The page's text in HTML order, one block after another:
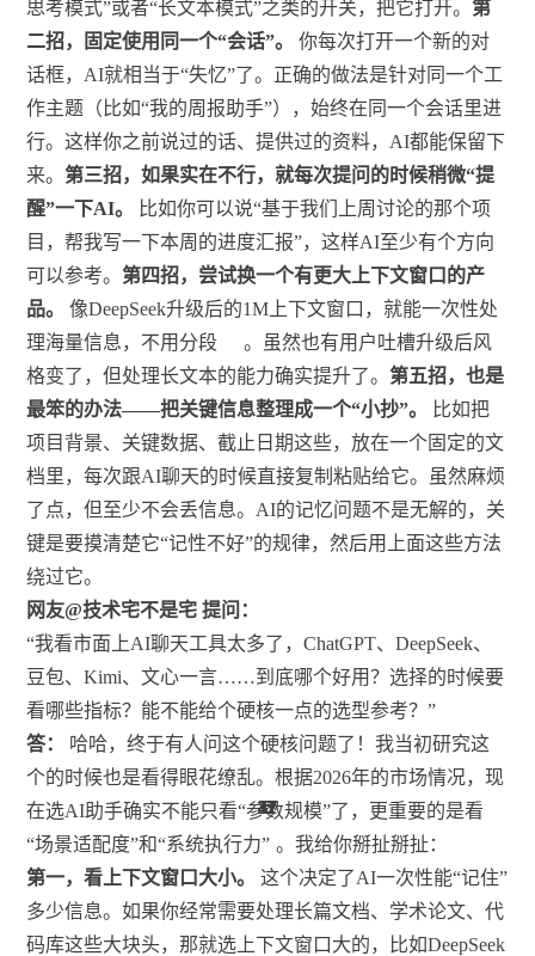
11
11
37
37
41
41
41
12
12
31
思考模式”或者“长文本模式”之类的开关，把它打开。第
二招，固定使用同一个“会话”。
你每次打开一个新的对
话框，AI就相当于“失忆”了。正确的做法是针对同一个工
作主题（比如“我的周报助手”），始终在同一个会话里进
行。这样你之前说过的话、提供过的资料，AI都能保留下
来。第三招，如果实在不行，就每次提问的时候稍微“提
醒”一下AI。
比如你可以说“基于我们上周讨论的那个项
目，帮我写一下本周的进度汇报”，这样AI至少有个方向
可以参考。第四招，尝试换一个有更大上下文窗口的产
品。
像DeepSeek升级后的1M上下文窗口，就能一次性处
理海量信息，不用分段
37
。虽然也有用户吐槽升级后风
格变了，但处理长文本的能力确实提升了。第五招，也是
最笨的办法——把关键信息整理成一个“小抄”。
比如把
项目背景、关键数据、截止日期这些，放在一个固定的文
档里，每次跟AI聊天的时候直接复制粘贴给它。虽然麻烦
了点，但至少不会丢信息。AI的记忆问题不是无解的，关
键是要摸清楚它“记性不好”的规律，然后用上面这些方法
绕过它。
网友@技术宅不是宅 提问：
“我看市面上AI聊天工具太多了，ChatGPT、DeepSeek、
豆包、Kimi、文心一言……到底哪个好用？选择的时候要
看哪些指标？能不能给个硬核一点的选型参考？”
答：
哈哈，终于有人问这个硬核问题了！我当初研究这
个的时候也是看得眼花缭乱。根据2026年的市场情况，现
在选AI助手确实不能只看“参数规模”了，更重要的是看
“场景适配度”和“系统执行力” 。我给你掰扯掰扯：
第一，看上下文窗口大小。
这个决定了AI一次性能“记住”
多少信息。如果你经常需要处理长篇文档、学术论文、代
码库这些大块头，那就选上下文窗口大的，比如DeepSeek
37
6
6
41
6
6
6
6
31
31
37
37
41
41